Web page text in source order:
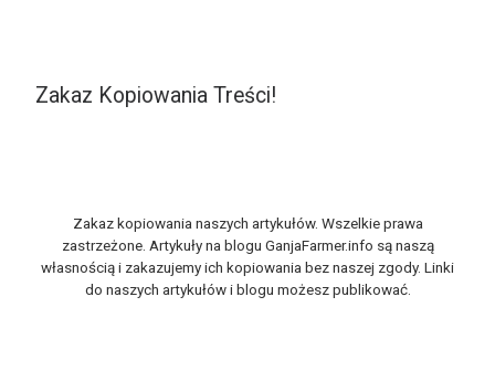
Zakaz Kopiowania Treści!
Zakaz kopiowania naszych artykułów. Wszelkie prawa
zastrzeżone. Artykuły na blogu GanjaFarmer.info są naszą
własnością i zakazujemy ich kopiowania bez naszej zgody. Linki
do naszych artykułów i blogu możesz publikować.